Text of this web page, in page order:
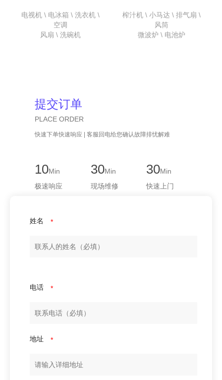
电视机 \ 电冰箱 \ 洗衣机 \
空调
风扇 \ 洗碗机
榨汁机 \ 小马达 \ 排气扇 \
风筒
微波炉 \ 电池炉
提交订单
PLACE ORDER
快速下单快速响应 | 客服回电给您确认故障排忧解难
10Min
极速响应
30Min
现场维修
30Min
快速上门
姓名 *
电话 *
地址 *